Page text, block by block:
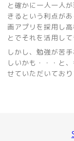
と確かに一人一人
きるという利点が
画アプリを採用し
とでそれを活用して
しかし、勉強が苦
しいかも・・・と
せていただいており